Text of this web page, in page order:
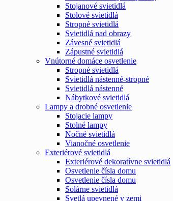
Stojanové svietidlá
Stolové svietidlá
Stropné svietidlá
Svietidlá nad obrazy
Závesné svietidlá
Zápustné svietidlá
Vnútorné domáce osvetlenie
Stropné svietidlá
Svietidlá nástenné-stropné
Svietidlá nástenné
Nábytkové svietidlá
Lampy a drobné osvetlenie
Stojacie lampy
Stolné lampy
Nočné svietidlá
Vianočné osvetlenie
Exteriérové svietidlá
Exteriérové dekoratívne svietidlá
Osvetlenie čísla domu
Osvetlenie čísla domu
Solárne svietidlá
Svetlá upevnené v zemi